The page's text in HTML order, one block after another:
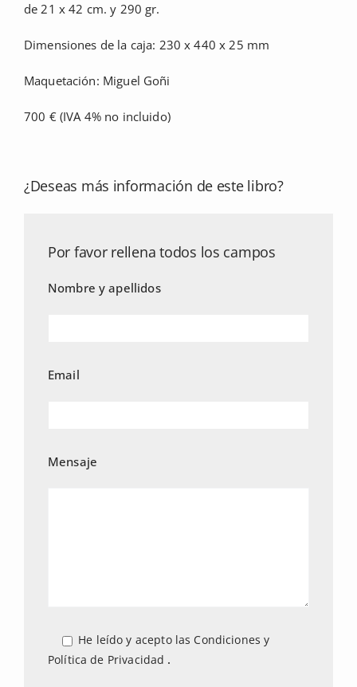
de 21 x 42 cm. y 290 gr.
Dimensiones de la caja: 230 x 440 x 25 mm
Maquetación: Miguel Goñi
700 € (IVA 4% no incluido)
¿Deseas más información de este libro?
Por favor rellena todos los campos
Nombre y apellidos
Email
Mensaje
He leído y acepto las Condiciones y
Política de Privacidad .